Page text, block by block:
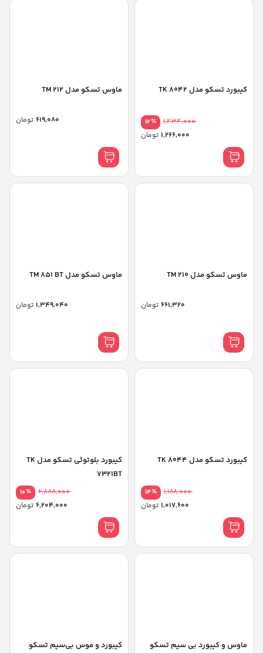
کیبورد تسکو مدل TK 8042
٪12
1,434,000
تومان
ماوس تسکو مدل TM 212
تومان
ماوس تسکو مدل TM 210
تومان
ماوس تسکو مدل TM 851 BT
تومان
کیبورد تسکو مدل TK 8044
٪14
1,188,000
تومان
کیبورد بلوتوثی تسکو مدل TK
7321BT
٪10
6,888,000
تومان
ماوس و کیبورد بی سیم تسکو
کیبورد و موس بی‌سیم تسکو